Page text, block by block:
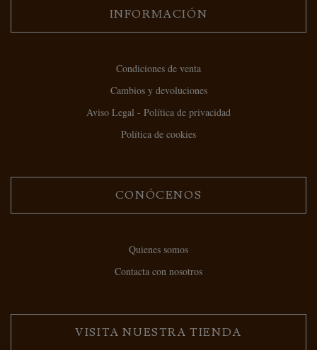
INFORMACIÓN
Condiciones de venta
Cambios y devoluciones
Aviso Legal - Política de privacidad
Política de cookies
CONÓCENOS
Quienes somos
Contacta con nosotros
VISITA NUESTRA TIENDA